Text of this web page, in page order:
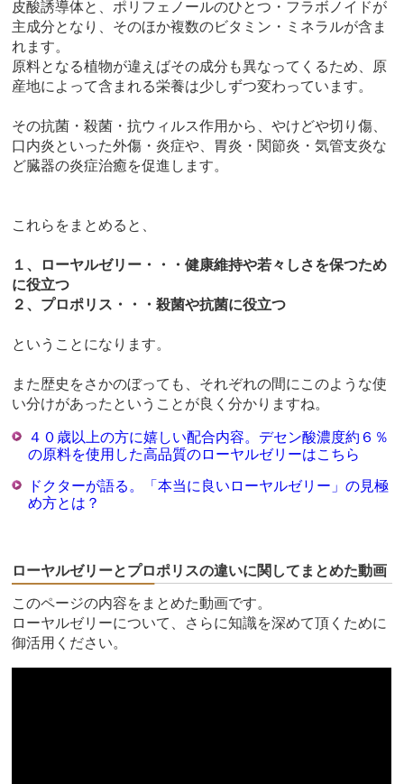
皮酸誘導体と、ポリフェノールのひとつ・フラボノイドが
主成分となり、そのほか複数のビタミン・ミネラルが含ま
れます。
原料となる植物が違えばその成分も異なってくるため、原
産地によって含まれる栄養は少しずつ変わっています。
その抗菌・殺菌・抗ウィルス作用から、やけどや切り傷、
口内炎といった外傷・炎症や、胃炎・関節炎・気管支炎な
ど臓器の炎症治癒を促進します。
これらをまとめると、
１、ローヤルゼリー・・・健康維持や若々しさを保つため
に役立つ
２、プロポリス・・・殺菌や抗菌に役立つ
ということになります。
また歴史をさかのぼっても、それぞれの間にこのような使
い分けがあったということが良く分かりますね。
４０歳以上の方に嬉しい配合内容。デセン酸濃度約６％
の原料を使用した高品質のローヤルゼリーはこちら
ドクターが語る。「本当に良いローヤルゼリー」の見極
め方とは？
ローヤルゼリーとプロポリスの違いに関してまとめた動画
このページの内容をまとめた動画です。
ローヤルゼリーについて、さらに知識を深めて頂くために
御活用ください。